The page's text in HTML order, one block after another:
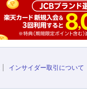
インサイダー取引について